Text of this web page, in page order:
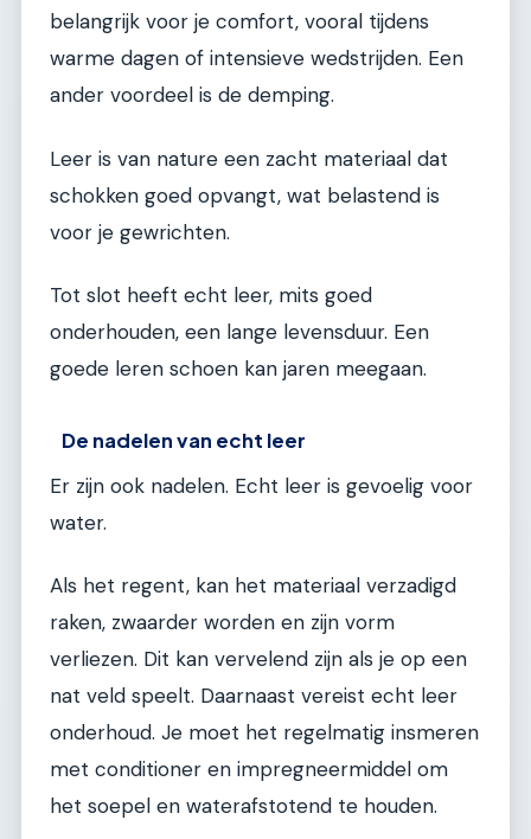
belangrijk voor je comfort, vooral tijdens
warme dagen of intensieve wedstrijden. Een
ander voordeel is de demping.
Leer is van nature een zacht materiaal dat
schokken goed opvangt, wat belastend is
voor je gewrichten.
Tot slot heeft echt leer, mits goed
onderhouden, een lange levensduur. Een
goede leren schoen kan jaren meegaan.
De nadelen van echt leer
Er zijn ook nadelen. Echt leer is gevoelig voor
water.
Als het regent, kan het materiaal verzadigd
raken, zwaarder worden en zijn vorm
verliezen. Dit kan vervelend zijn als je op een
nat veld speelt. Daarnaast vereist echt leer
onderhoud. Je moet het regelmatig insmeren
met conditioner en impregneermiddel om
het soepel en waterafstotend te houden.